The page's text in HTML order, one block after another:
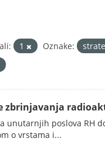
1 Oznake:
zbrinjavanja
poslova RH
o vrstama i...